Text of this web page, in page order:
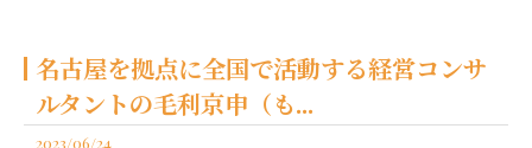
名古屋を拠点に全国で活動する経営コンサ
ルタントの毛利京申（も...
2023/06/24